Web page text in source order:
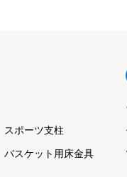
スポーツ支柱
バスケット用床金具